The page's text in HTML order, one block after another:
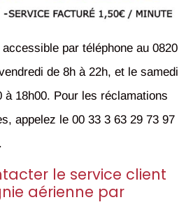
par téléphone au 0820
de 8h à 22h, et le samedi
à 18h00. Pour les réclamations
appelez le 00 33 3 63 29 73 97
le service client
aérienne par